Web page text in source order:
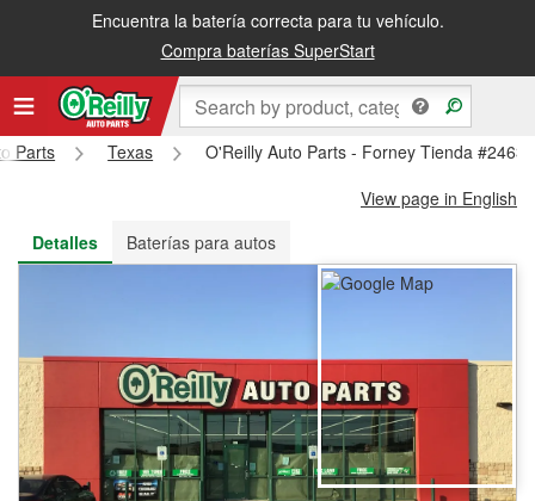
Encuentra la batería correcta para tu vehículo.
Compra baterías SuperStart
Recibe tu orden gratis al día siguiente o recógela en la tienda
Parts Texas
O'Reilly Auto Parts - Forney Tienda #2463
View page in English
Detalles
Baterías para autos